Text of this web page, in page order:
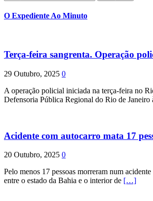
por:
O Expediente Ao Minuto
Terça-feira sangrenta. Operação
29 Outubro, 2025 0
A operação policial iniciada na terça-feira no
Defensoria Pública Regional do Rio de Janeiro
Acidente com autocarro mata 17
20 Outubro, 2025 0
Pelo menos 17 pessoas morreram num
entre o estado da Bahia e o interior de […]